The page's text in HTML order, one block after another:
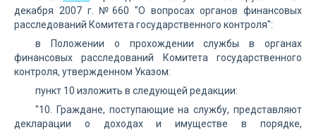
декабря 2007 г. №660 "О вопросах органов финансовых
расследований Комитета государственного контроля":
в Положении о прохождении службы в органах
финансовых расследований Комитета государственного
контроля, утвержденном Указом:
пункт 10 изложить в следующей редакции:
"10. Граждане, поступающие на службу, представляют
декларации о доходах и имуществе в порядке,